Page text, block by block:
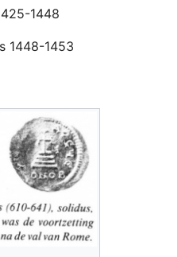
1448
1448-1453